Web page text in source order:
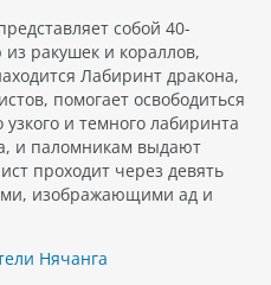
собой 40-
ракушек и кораллов,
Лабиринт дракона,
помогает освободиться
и темного лабиринта
и паломникам выдают
проходит через девять
изображающими ад и
Нячанга